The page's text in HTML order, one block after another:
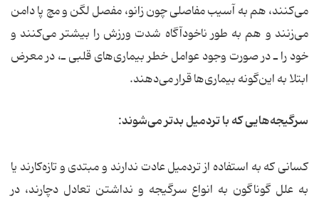
می‌کنند، هم به آسیب مفاصلی چون زانو، مفصل لگن و مچ پا دامن
می‌زنند و هم به طور ناخودآگاه شدت ورزش را بیشتر می‌کنند و
خود را ـ در صورت وجود عوامل خطر بیماری‌های قلبی ـ، در معرض
ابتلا به این‌گونه بیماری‌ها قرار می‌دهند.
سرگیجه‌هایی كه با تردمیل بدتر می‌شوند:
کسانی که به استفاده از تردمیل عادت ندارند و مبتدی و تازه‌کارند یا
به علل گوناگون به انواع سرگیجه و نداشتن تعادل دچارند، در